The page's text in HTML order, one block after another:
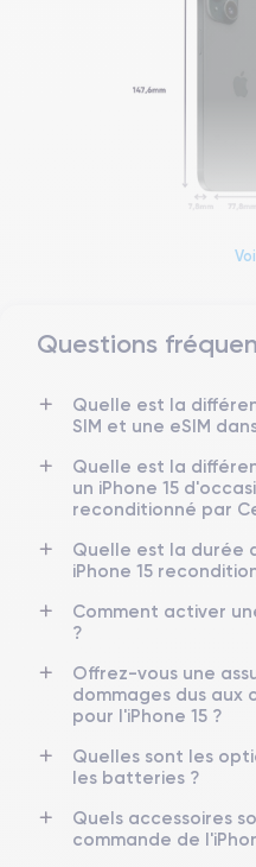
Dimensions
Date de sortie
22/09/2023
Dimensions
147.6×71.6×7.8 mm
OLED 6.1 pouces
RAM
Nom CPU
Nom GPU
Caméra
Questions
Quelle est la
SIM et une eSIM
Quelle est la
un iPhone 15
reconditionné par
Quelle est la durée
iPhone 15
Comment activer
?
Offrez-vous une
dommages dus aux
pour l'iPhone 15 ?
Quelles sont les
les batteries ?
Quels accessoires
commande de